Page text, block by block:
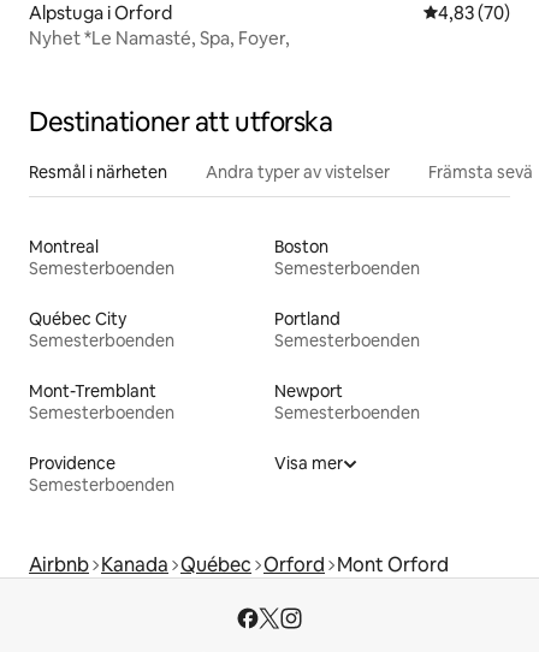
Alpstuga i Orford 4,83 av 5 i
4,83 (70)
Nyhet *Le Namasté, Spa, Foyer,
Destinationer att utforska
Resmål i närheten Andra typer av vistelser Främsta
Montreal
Semesterboenden
Boston
Semesterboenden
Québec City
Semesterboenden
Portland
Semesterboenden
Mont-Tremblant
Semesterboenden
Newport
Semesterboenden
Providence
Semesterboenden
Visa mer
Airbnb Kanada Québec Orford Mont Orford